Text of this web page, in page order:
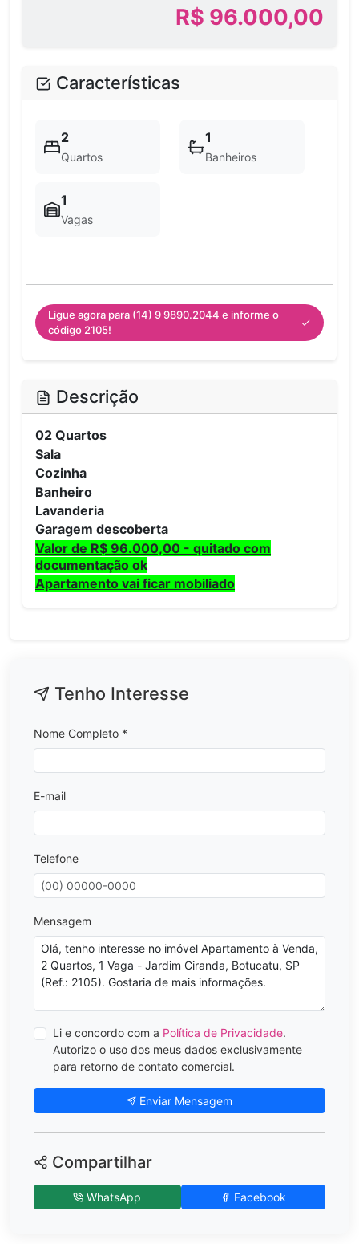
R$ 96.000,00
Características
2
Quartos
1
Banheiros
1
Vagas
Ligue agora para (14) 9 9890.2044 e informe o
código 2105!
Descrição
02 Quartos
Sala
Cozinha
Banheiro
Lavanderia
Garagem descoberta
Valor de R$ 96.000,00 - quitado com
documentação ok
Apartamento vai ficar mobiliado
Tenho Interesse
Nome Completo *
E-mail
Telefone
Mensagem
Li e concordo com a Política de Privacidade.
Autorizo o uso dos meus dados exclusivamente
para retorno de contato comercial.
Enviar Mensagem
Compartilhar
WhatsApp Facebook